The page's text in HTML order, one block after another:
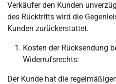
Verkäufer den Kunden
des Rücktritts wird die
Kunden zurückerstattet.
Kosten der Rücksendung
Widerrufsrechts:
Der Kunde hat die